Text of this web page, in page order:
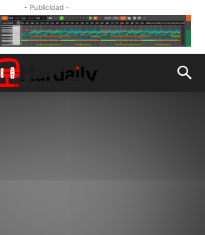
- Publicidad -